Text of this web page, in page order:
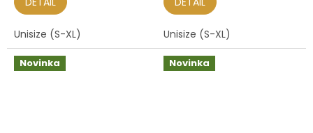
Unisize (S-XL) Unisize (S-XL)
Novinka Novinka